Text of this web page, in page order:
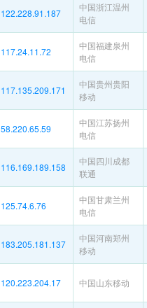
122.228.91.187
中国浙江温州
电信
117.24.11.72
中国福建泉州
电信
117.135.209.171
中国贵州贵阳
移动
58.220.65.59
中国江苏扬州
电信
116.169.189.158
中国四川成都
联通
125.74.6.76
中国甘肃兰州
电信
183.205.181.137
中国河南郑州
移动
120.223.204.17 中国山东移动